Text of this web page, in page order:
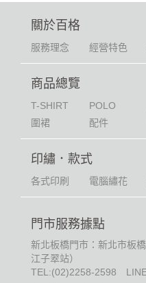
關於百格
服務理念 經營特色
商品總覽
T-SHIRT POLO
圍裙
配件
印繡．款式
各式印刷 電腦繡花
門市服務據點
新北板橋門市：新北市板
江子翠站）
TEL:(02)2258-2598